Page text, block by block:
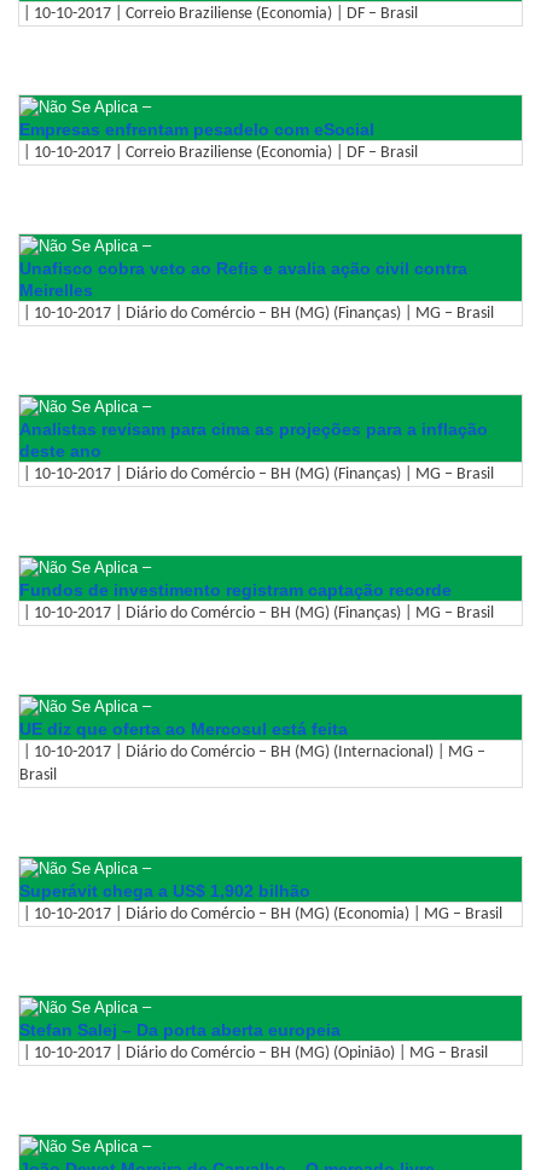
| 10-10-2017 | Correio Braziliense (Economia) | DF – Brasil
–
Empresas enfrentam pesadelo com eSocial
| 10-10-2017 | Correio Braziliense (Economia) | DF – Brasil
–
Unafisco cobra veto ao Refis e avalia ação civil contra
Meirelles
| 10-10-2017 | Diário do Comércio – BH (MG) (Finanças) | MG – Brasil
–
Analistas revisam para cima as projeções para a inflação
deste ano
| 10-10-2017 | Diário do Comércio – BH (MG) (Finanças) | MG – Brasil
–
Fundos de investimento registram captação recorde
| 10-10-2017 | Diário do Comércio – BH (MG) (Finanças) | MG – Brasil
–
UE diz que oferta ao Mercosul está feita
| 10-10-2017 | Diário do Comércio – BH (MG) (Internacional) | MG –
Brasil
–
Superávit chega a US$ 1,902 bilhão
| 10-10-2017 | Diário do Comércio – BH (MG) (Economia) | MG – Brasil
–
Stefan Salej – Da porta aberta europeia
| 10-10-2017 | Diário do Comércio – BH (MG) (Opinião) | MG – Brasil
–